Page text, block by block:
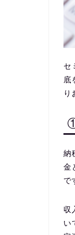
セ
底
り
納
金
で
収
い